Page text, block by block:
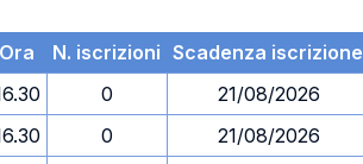
Ora N. iscrizioni Scadenza iscrizione
0
21/08/2026
0
21/08/2026